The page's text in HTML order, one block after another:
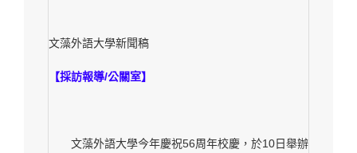
文藻外語大
【採訪報導/公關室】
文藻外語大學今年慶祝56周年校慶，於10日舉辦